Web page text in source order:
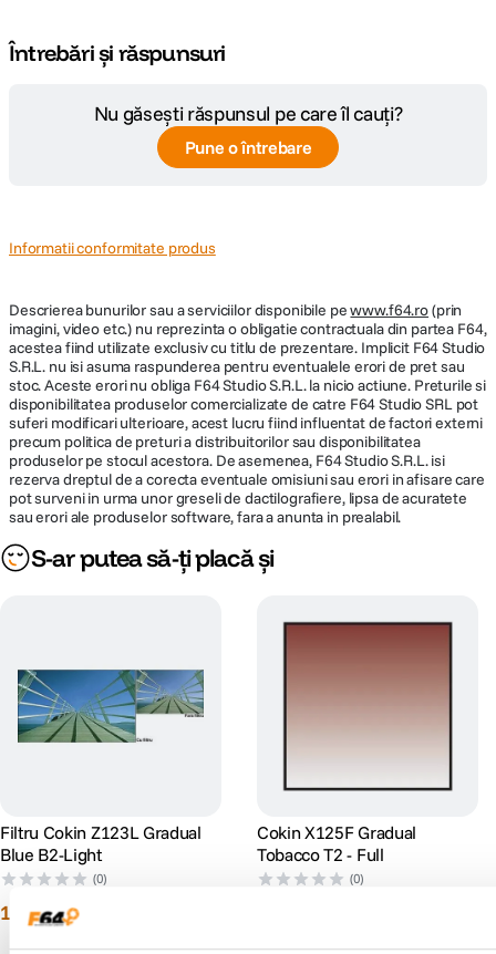
Întrebări și răspunsuri
Nu găsești răspunsul pe care îl cauți?
Pune o întrebare
Informatii conformitate produs
Descrierea bunurilor sau a serviciilor disponibile pewww.f64.ro(prin
imagini, video etc.) nu reprezinta o obligatie contractuala din partea F64,
acestea fiind utilizate exclusiv cu titlu de prezentare. Implicit F64 Studio
S.R.L. nu isi asuma raspunderea pentru eventualele erori de pret sau
stoc. Aceste erori nu obliga F64 Studio S.R.L. la nicio actiune. Preturile si
disponibilitatea produselor comercializate de catre F64 Studio SRL pot
suferi modificari ulterioare, acest lucru fiind influentat de factori externi
precum politica de preturi a distribuitorilor sau disponibilitatea
produselor pe stocul acestora. De asemenea, F64 Studio S.R.L. isi
rezerva dreptul de a corecta eventuale omisiuni sau erori in afisare care
pot surveni in urma unor greseli de dactilografiere, lipsa de acuratete
sau erori ale produselor software, fara a anunta in prealabil.
S-ar putea să-ți placă și
Filtru Cokin Z123L Gradual
Blue B2-Light
(0)
122 lei
Cokin X125F Gradual
Tobacco T2 - Full
(0)